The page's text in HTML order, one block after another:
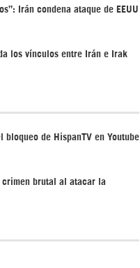
Irán condena ataque de EEUU
los vínculos entre Irán e Irak
bloqueo de HispanTV en Youtube
crimen brutal al atacar la